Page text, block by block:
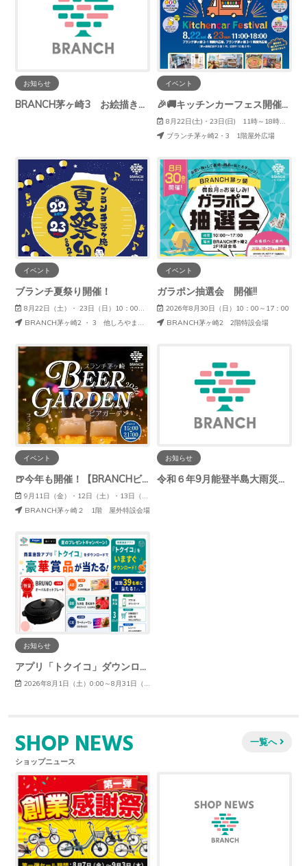
お知らせ
BRANCH茅ヶ崎3 お絵描き広場休止のお知らせ
イベント
🎉🚚キッチンカーフェス開催🚚🎉
8月22日(土)・23日(日) 11時～18時 ※出店者により異なります。
ブランチ茅ヶ崎2・3 1階屋外広場
イベント
ブランチ夏祭り開催！
8月22日（土）・ 23日（日）10：00～20：30
BRANCH茅ヶ崎2 ・ 3 他しろやま公園
イベント
ガラポン抽選会 開催!!
2026年8月30日（日）10：00～17：00
BRANCH茅ヶ崎2 2階特設会場
イベント
🍺今年も開催！【BRANCHビアガーデン】🍺
9月11日（金）・12日（土）・13日（日）
BRANCH茅ヶ崎２ 1階 屋外特設会場
お知らせ
令和６年9月能登半島大雨災害義援金募金のご報告
お知らせ
アプリ「トクイコ」ダウンロードで豪華賞品が当たる！
2026年8月1日（土）0:00～8月31日（月）23:59
SHOP NEWS
ショップニュース
一覧へ